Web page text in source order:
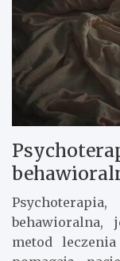
behawioralna,
metod